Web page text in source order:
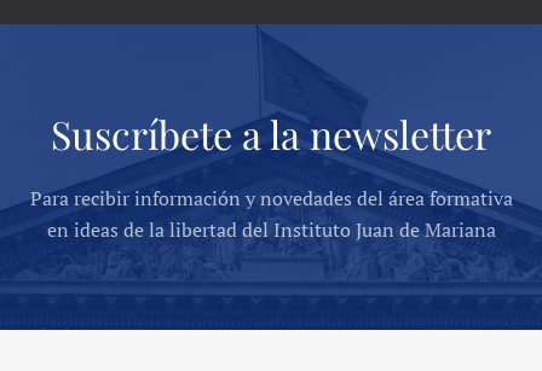
Suscríbete a la newsletter
Para recibir información y novedades del área formativa
en ideas de la libertad del Instituto Juan de Mariana